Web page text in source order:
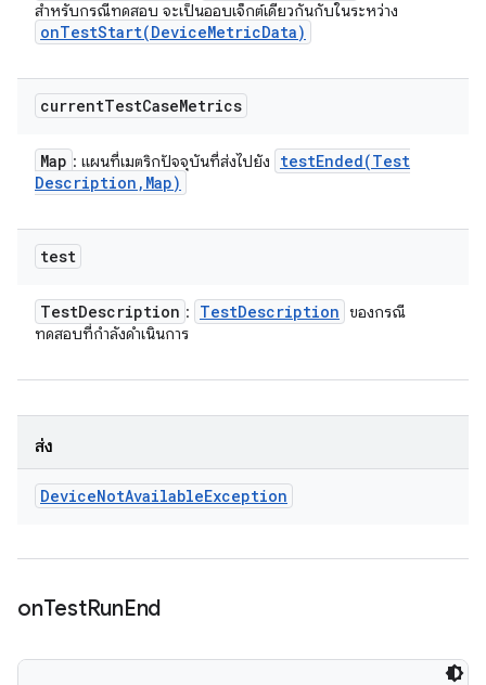
สำหรับกรณีทดสอบ จะเป็นออบเจ็กต์เดียวกันกับในระหว่าง
onTestStart(DeviceMetricData)
currentTestCaseMetrics
Map : แผนที่เมตริกปัจจุบันที่ส่งไปยัง testEnded(Test
Description , Map)
test
TestDescription : TestDescription ของกรณี
ทดสอบที่กำลังดำเนินการ
ส่ง
DeviceNotAvailableException
onTestRunEnd